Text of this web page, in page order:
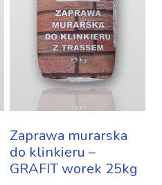
Zaprawa murarska
do klinkieru –
GRAFIT worek 25kg